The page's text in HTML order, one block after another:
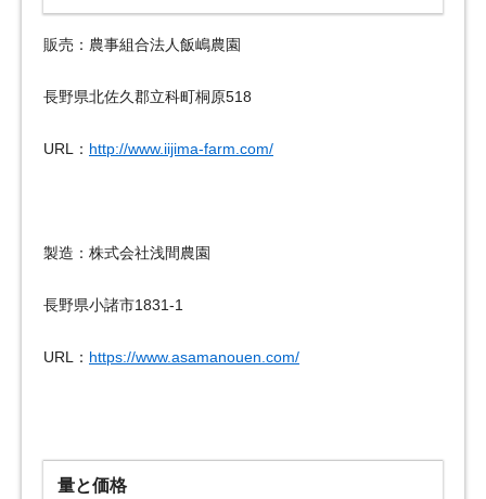
販売：農事組合法人飯嶋農園
長野県北佐久郡立科町桐原518
URL： http://www.iijima-farm.com/
製造：株式会社浅間農園
長野県小諸市1831-1
URL： https://www.asamanouen.com/
量と価格